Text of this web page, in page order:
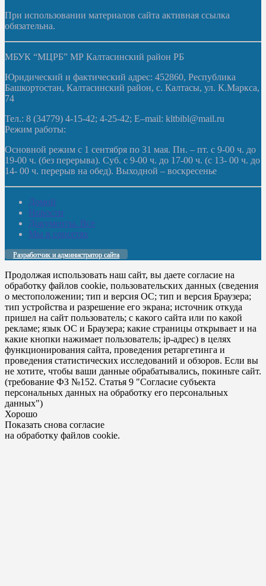
При использовании материалов сайта активная ссылка
обязательна.
МБУК “МЦРБ” МР Калтасинский район РБ
Юридический и фактический адрес: 452860, Республика
Башкортостан, Калтасинский район, с. Калтасы, ул. К.Маркса,
74
Тел.: 8 (34779) 4-15-42; 4-25-42; E–mail: kltbibl@mail.ru
Режим работы:
Основной режим с 1 сентября по 31 мая. Пн. – пт. с 9-00 ч. до
19-00 ч. (без перерыва). Суб. с 9-00 ч. до 17-00 ч. (с 13- 00 ч. до
14- 00 ч. перерыв на обед). Выходной – воскресенье
Домой
Новости
Документы. Все
Мы в соцсетях
Разработчик и администратор сайта
Продолжая использовать наш сайт, вы даете согласие на
обработку файлов cookie, пользовательских данных (сведения
о местоположении; тип и версия ОС; тип и версия Браузера;
тип устройства и разрешение его экрана; источник откуда
пришел на сайт пользователь; с какого сайта или по какой
рекламе; язык ОС и Браузера; какие страницы открывает и на
какие кнопки нажимает пользователь; ip-адрес) в целях
функционирования сайта, проведения ретаргетинга и
проведения статистических исследований и обзоров. Если вы
не хотите, чтобы ваши данные обрабатывались, покиньте сайт.
(требование ФЗ №152. Статья 9 "Согласие субъекта
персональных данных на обработку его персональных
данных")
Хорошо
Показать снова согласие
на обработку файлов cookie.